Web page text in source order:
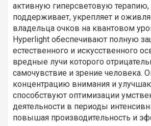
активную гиперсветовую терапию,
поддерживает, укрепляет и
владельца очков на квантовом
Hyperlight обеспечивают полную
естественного и искусственного
вредные лучи которого
самочувствие и зрение человека.
концентрацию внимания и
способствуют оптимизации
деятельности в периоды
повышая производительность и